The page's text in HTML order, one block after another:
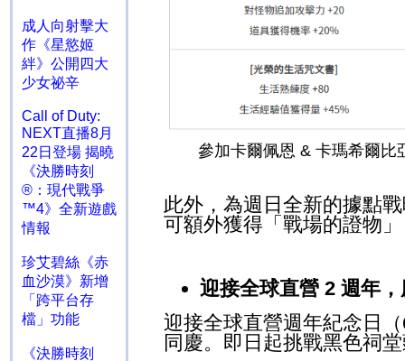
成人向射擊大
作《星慾姬
絆》公開四大
少女祕辛
Call of Duty:
NEXT直播8月
22日登場 揭曉
《決勝時刻
®：現代戰爭
™4》全新遊戲
情報
珍艾碧絲《赤
血沙漠》新增
「跨平台存
檔」功能
《決勝時刻
參加卡爾佩恩 & 卡瑪希爾比
此外，為週日全新的據點
可額外獲得「戰場的證物
迎接全球直營 2 週年
迎接全球直營週年紀念日（
同慶。即日起挑戰黑色祠